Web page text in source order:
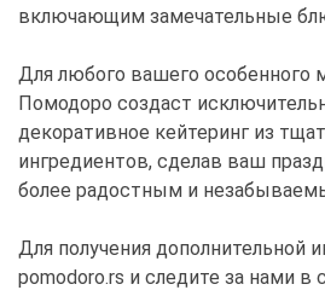
включающим замечательные
Для любого вашего особенного
Помодоро создаст
декоративное кейтеринг из
ингредиентов, сделав ваш
более радостным и
Для получения дополнительной
pomodoro.rs и следите за нами в